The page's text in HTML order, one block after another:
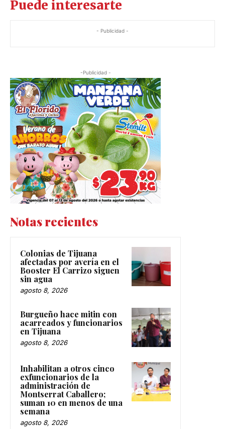
Puede interesarte
- Publicidad -
-Publicidad -
Notas recientes
Colonias de Tijuana
afectadas por avería en el
Booster El Carrizo siguen
sin agua
agosto 8, 2026
Burgueño hace mitin con
acarreados y funcionarios
en Tijuana
agosto 8, 2026
Inhabilitan a otros cinco
exfuncionarios de la
administración de
Montserrat Caballero;
suman 10 en menos de una
semana
agosto 8, 2026